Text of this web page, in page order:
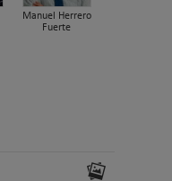
Manuel Herrero
Fuerte